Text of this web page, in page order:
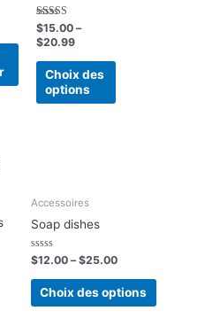
Note
5.00
sur 5
$15.00–
$20.99
Choix des
options
Accessoires
Soap dishes
Note
0
sur
$12.00 –$25.00
Choix des options